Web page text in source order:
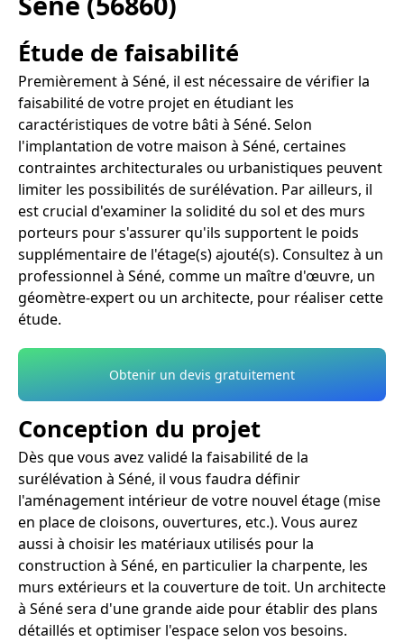
Étude de faisabilité
Premièrement à Séné, il est nécessaire de vérifier la
faisabilité de votre projet en étudiant les
caractéristiques de votre bâti à Séné. Selon
l'implantation de votre maison à Séné, certaines
contraintes architecturales ou urbanistiques peuvent
limiter les possibilités de surélévation. Par ailleurs, il
est crucial d'examiner la solidité du sol et des murs
porteurs pour s'assurer qu'ils supportent le poids
supplémentaire de l'étage(s) ajouté(s). Consultez à un
professionnel à Séné, comme un maître d'œuvre, un
géomètre-expert ou un architecte, pour réaliser cette
étude.
Obtenir un devis gratuitement
Conception du projet
Dès que vous avez validé la faisabilité de la
surélévation à Séné, il vous faudra définir
l'aménagement intérieur de votre nouvel étage (mise
en place de cloisons, ouvertures, etc.). Vous aurez
aussi à choisir les matériaux utilisés pour la
construction à Séné, en particulier la charpente, les
murs extérieurs et la couverture de toit. Un architecte
à Séné sera d'une grande aide pour établir des plans
détaillés et optimiser l'espace selon vos besoins.